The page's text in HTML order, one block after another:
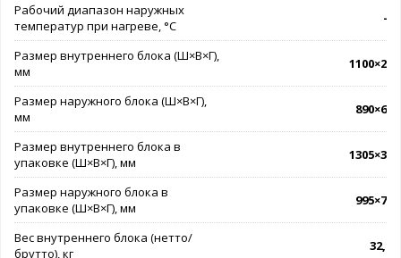
Рабочий диапазон наружных
температур при нагреве, °C
-
Размер внутреннего блока (Ш×В×Г),
мм
Размер наружного блока (Ш×В×Г),
мм
Размер внутреннего блока в
упаковке (Ш×В×Г), мм
Размер наружного блока в
упаковке (Ш×В×Г), мм
Вес внутреннего блока (нетто/
брутто), кг
32,6